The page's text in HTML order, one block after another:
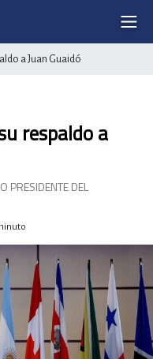
a Juan Guaidó
respaldo a
PRESIDENTE DEL